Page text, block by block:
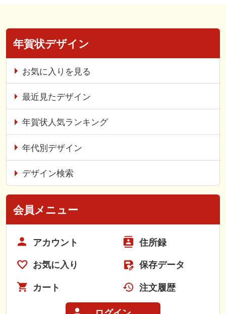
年賀状デザイン
お気に入りを見る
最近見たデザイン
年賀状人気ランキング
年代別デザイン
デザイン検索
会員メニュー
アカウント 住所録
お気に入り 保存データ
カート 注文履歴